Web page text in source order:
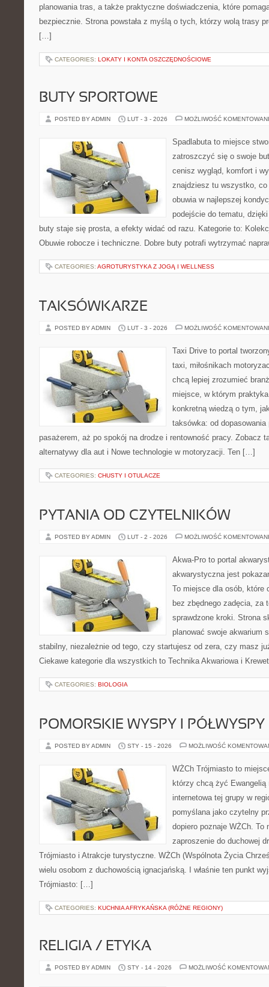
planowania tras, a także praktyczne doświadczenia, które
bezpiecznie. Strona powstała z myślą o tych, którzy wolą trasy
[…]
CATEGORIES: LOKATY I KONTA OSZCZĘDNOŚCIOWE
BUTY SPORTOWE
POSTED BY ADMIN LUT - 3 - 2026 MOŻLIWOŚĆ
Spadlabuta to miejsce
zatroszczyć się o swoje
cenisz wygląd, komfort i
znajdziesz tu wszystko, co
obuwia w najlepszej
podejście do tematu,
buty staje się prosta, a efekty widać od razu. Kategorie to:
Obuwie robocze i techniczne. Dobre buty potrafi wytrzymać
CATEGORIES: AGROTURYSTYKA Z JOGĄ I WELLNESS
TAKSÓWKARZE
POSTED BY ADMIN LUT - 3 - 2026 MOŻLIWOŚĆ
Taxi Drive to portal
taxi, miłośnikach
chcą lepiej zrozumieć
miejsce, w którym
konkretną wiedzą o tym,
taksówka: od
pasażerem, aż po spokój na drodze i rentowność pracy. Zobacz
alternatywy dla aut i Nowe technologie w motoryzacji. Ten […]
CATEGORIES: CHUSTY I OTULACZE
PYTANIA OD CZYTELNIKÓW
POSTED BY ADMIN LUT - 2 - 2026 MOŻLIWOŚĆ
Akwa-Pro to portal
akwarystyczna jest
To miejsce dla osób, które
bez zbędnego zadęcia, za
sprawdzone kroki. Strona
planować swoje akwarium
stabilny, niezależnie od tego, czy startujesz od zera, czy masz
Ciekawe kategorie dla wszystkich to Technika Akwariowa i
CATEGORIES: BIOLOGIA
POMORSKIE WYSPY I PÓŁWYSPY
POSTED BY ADMIN STY - 15 - 2026 MOŻLIWOŚĆ
WŻCh Trójmiasto to
którzy chcą żyć
internetowa tej grupy w
pomyślana jako czytelny
dopiero poznaje WŻCh. To
zaproszenie do duchowej
Trójmiasto i Atrakcje turystyczne. WŻCh (Wspólnota Życia
wielu osobom z duchowością ignacjańską. I właśnie ten punkt
Trójmiasto: […]
CATEGORIES: KUCHNIA AFRYKAŃSKA (RÓŻNE REGIONY)
RELIGIA / ETYKA
POSTED BY ADMIN STY - 14 - 2026 MOŻLIWOŚĆ